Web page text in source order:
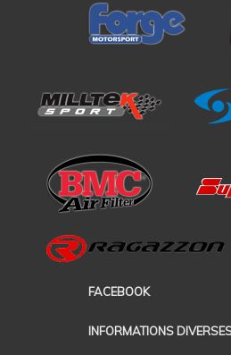
FACEBOOK
INFORMATIONS